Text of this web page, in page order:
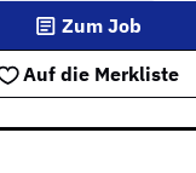
Auf die Merkliste
Zum Job